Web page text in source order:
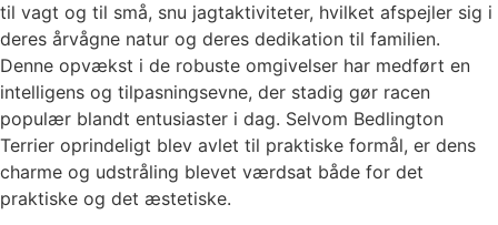
til vagt og til små, snu jagtaktiviteter, hvilket afspejler sig i
deres årvågne natur og deres dedikation til familien.
Denne opvækst i de robuste omgivelser har medført en
intelligens og tilpasningsevne, der stadig gør racen
populær blandt entusiaster i dag. Selvom Bedlington
Terrier oprindeligt blev avlet til praktiske formål, er dens
charme og udstråling blevet værdsat både for det
praktiske og det æstetiske.